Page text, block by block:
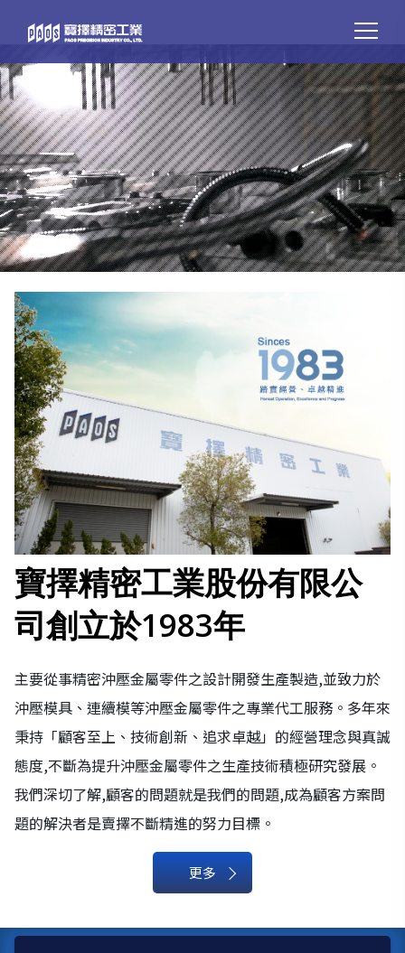
寶擇精密工業股份有限公
司創立於1983年
主要從事精密沖壓金屬零件之設計開發生產製造,並致力於
沖壓模具、連續模等沖壓金屬零件之專業代工服務。多年來
秉持「顧客至上、技術創新、追求卓越」的經營理念與真誠
態度,不斷為提升沖壓金屬零件之生產技術積極研究發展。
我們深切了解,顧客的問題就是我們的問題,成為顧客方案問
題的解決者是賣擇不斷精進的努力目標。
更多